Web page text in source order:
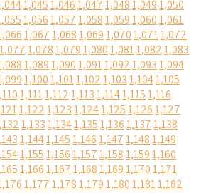
1,0451,0461,0471,0481,0491,050
1,0561,0571,0581,0591,0601,061
1,0671,0681,0691,0701,0711,072
1,0771,0781,0791,0801,0811,0821,083
1,0891,0901,0911,0921,0931,094
1,1001,1011,1021,1031,1041,105
1,1111,1121,1131,1141,1151,116
1,1221,1231,1241,1251,1261,127
1,1331,1341,1351,1361,1371,138
1,1441,1451,1461,1471,1481,149
1,1551,1561,1571,1581,1591,160
1,1661,1671,1681,1691,1701,171
1,1771,1781,1791,1801,1811,182